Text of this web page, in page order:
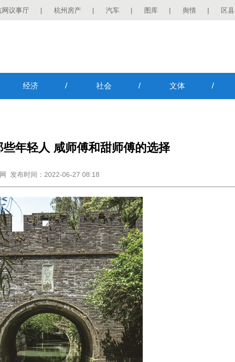
网议事厅 | 杭州房产 | 汽车 | 图库 | 舆情 | 区县
经济 / 社会 / 文体 /
年轻人 咸师傅和甜师傅的选择
发布时间：2022-06-27 08:18